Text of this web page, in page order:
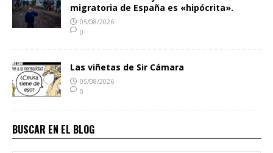
migratoria de España es «hipócrita».
05/08/2026
0
Las viñetas de Sir Cámara
05/08/2026
0
BUSCAR EN EL BLOG